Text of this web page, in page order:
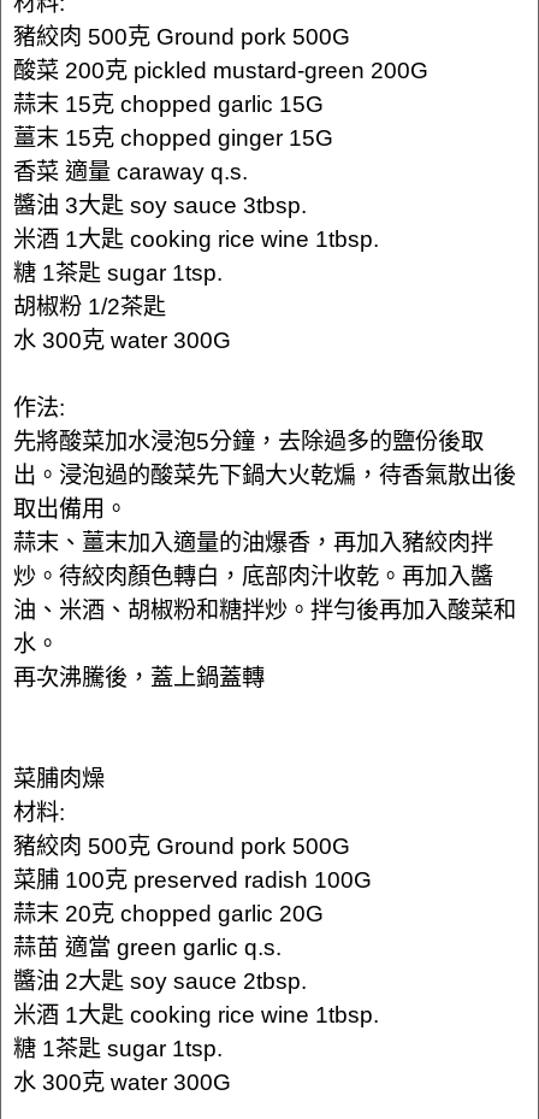
豬絞肉 500克 Ground pork 500G
酸菜 200克 pickled mustard-green 200G
蒜末 15克 chopped garlic 15G
薑末 15克 chopped ginger 15G
香菜 適量 caraway q.s.
醬油 3大匙 soy sauce 3tbsp.
米酒 1大匙 cooking rice wine 1tbsp.
糖 1茶匙 sugar 1tsp.
胡椒粉 1/2茶匙
水 300克 water 300G
作法:
先將酸菜加水浸泡5分鐘，去除過多的鹽份後取
出。浸泡過的酸菜先下鍋大火乾煸，待香氣散出後
取出備用。
蒜末、薑末加入適量的油爆香，再加入豬絞肉拌
炒。待絞肉顏色轉白，底部肉汁收乾。再加入醬
油、米酒、胡椒粉和糖拌炒。拌勻後再加入酸菜和
水。
再次沸騰後，蓋上鍋蓋轉
菜脯肉燥
材料:
豬絞肉 500克 Ground pork 500G
菜脯 100克 preserved radish 100G
蒜末 20克 chopped garlic 20G
蒜苗 適當 green garlic q.s.
醬油 2大匙 soy sauce 2tbsp.
米酒 1大匙 cooking rice wine 1tbsp.
糖 1茶匙 sugar 1tsp.
水 300克 water 300G